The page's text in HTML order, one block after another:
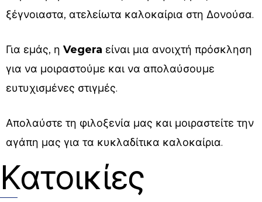
ξέγνοιαστα, ατελείωτα καλοκαίρια στη Δονούσα.
Για εμάς, η Vegera είναι μια ανοιχτή πρόσκληση
για να μοιραστούμε και να απολαύσουμε
ευτυχισμένες στιγμές.
Απολαύστε τη φιλοξενία μας και μοιραστείτε την
αγάπη μας για τα κυκλαδίτικα καλοκαίρια.
Κατοικίες